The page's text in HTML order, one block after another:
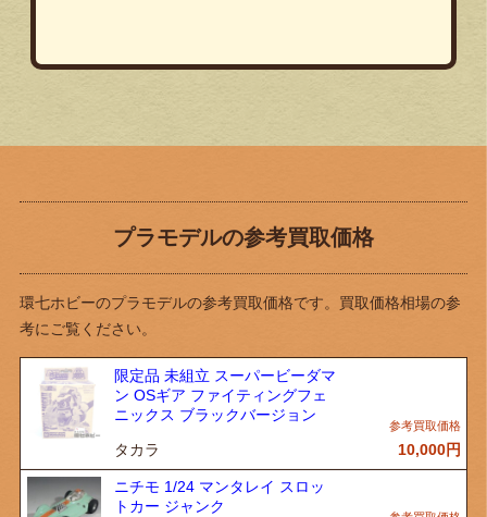
プラモデルの参考買取価格
環七ホビーのプラモデルの参考買取価格です。買取価格相場の参
考にご覧ください。
限定品 未組立 スーパービーダマ
ン OSギア ファイティングフェ
ニックス ブラックバージョン
タカラ 10,000円
ニチモ 1/24 マンタレイ スロッ
トカー ジャンク